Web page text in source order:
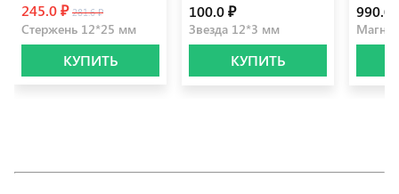
245.0 ₽ 281.6 ₽
Стержень 12*25 мм
КУПИТЬ
100.0 ₽
Звезда 12*3 мм
КУПИТЬ
990.0